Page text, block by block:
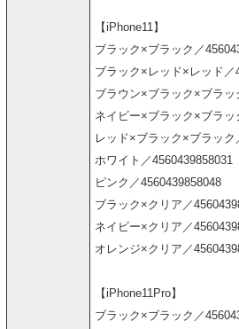
【iPhone11】
ブラック×ブラック／
ブラック×レッド×レッド／
ブラウン×ブラック×ブラッ
ネイビー×ブラック×ブラッ
レッド×ブラック×ブラック
ホワイト／4560439858031
ピンク／4560439858048
ブラック×クリア／
ネイビー×クリア／
オレンジ×クリア／
【iPhone11Pro】
ブラック×ブラック／